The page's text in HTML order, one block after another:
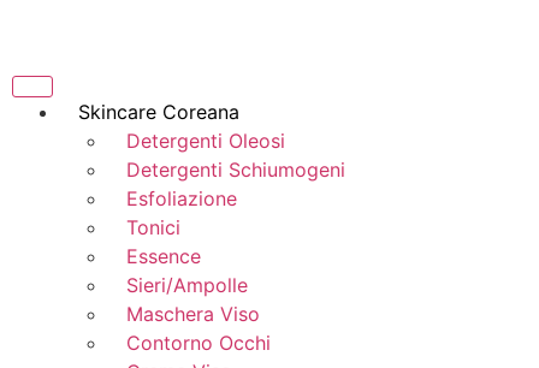
Skincare Coreana
Detergenti Oleosi
Detergenti Schiumogeni
Esfoliazione
Tonici
Essence
Sieri/Ampolle
Maschera Viso
Contorno Occhi